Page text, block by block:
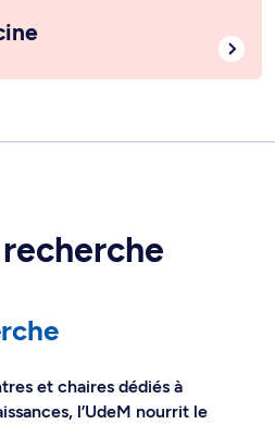
et chaires dédiés à
l’UdeM nourrit le